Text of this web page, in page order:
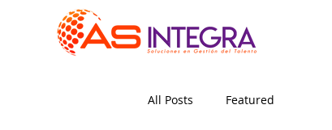
All Posts Featured